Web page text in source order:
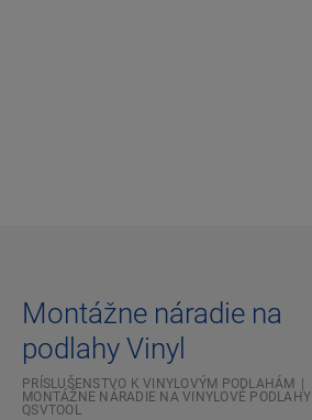
Montážne náradie na
podlahy Vinyl
PRÍSLUŠENSTVO K VINYLOVÝM PODLAHÁM
MONTÁŽNE NÁRADIE NA VINYLOVÉ PODLAHY
QSVTOOL